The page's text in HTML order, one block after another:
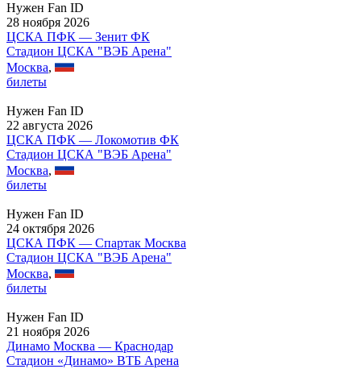
Нужен Fan ID
28 ноября 2026
ЦСКА ПФК — Зенит ФК
Стадион ЦСКА "ВЭБ Арена"
Москва,
билеты
Нужен Fan ID
22 августа 2026
ЦСКА ПФК — Локомотив ФК
Стадион ЦСКА "ВЭБ Арена"
Москва,
билеты
Нужен Fan ID
24 октября 2026
ЦСКА ПФК — Спартак Москва
Стадион ЦСКА "ВЭБ Арена"
Москва,
билеты
Нужен Fan ID
21 ноября 2026
Динамо Москва — Краснодар
Стадион «Динамо» ВТБ Арена